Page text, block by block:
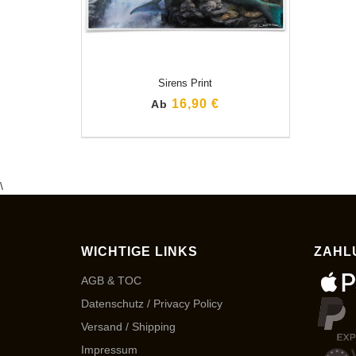
Sirens Print
Ab 16,90 €
\
WICHTIGE LINKS
AGB & TOC
Datenschutz / Privacy Policy
Versand / Shipping
Impressum